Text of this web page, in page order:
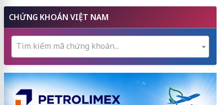
CHỨNG KHOÁN VIỆT NAM
Tìm kiếm mã chứng khoán...